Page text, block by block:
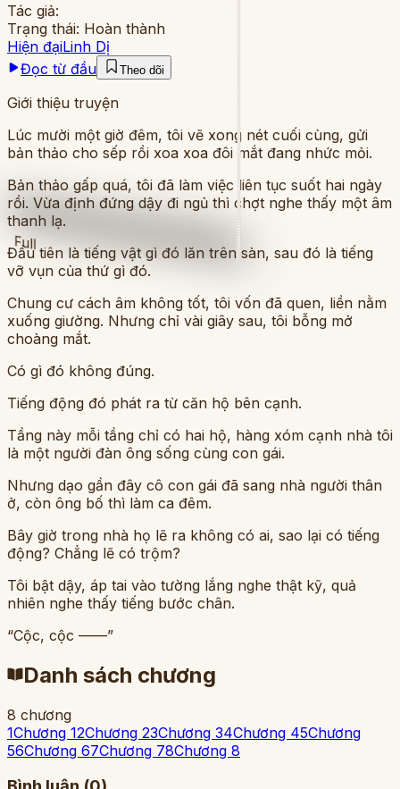
Full
Tác giả:
Trạng thái: Hoàn thành
Hiện đạiLinh Dị
Đọc từ đầu
Theo dõi
Giới thiệu truyện
Lúc mười một giờ đêm, tôi vẽ xong nét cuối cùng, gửi
bản thảo cho sếp rồi xoa xoa đôi mắt đang nhức mỏi.
Bản thảo gấp quá, tôi đã làm việc liên tục suốt hai ngày
rồi. Vừa định đứng dậy đi ngủ thì chợt nghe thấy một âm
thanh lạ.
Đầu tiên là tiếng vật gì đó lăn trên sàn, sau đó là tiếng
vỡ vụn của thứ gì đó.
Chung cư cách âm không tốt, tôi vốn đã quen, liền nằm
xuống giường. Nhưng chỉ vài giây sau, tôi bỗng mở
choàng mắt.
Có gì đó không đúng.
Tiếng động đó phát ra từ căn hộ bên cạnh.
Tầng này mỗi tầng chỉ có hai hộ, hàng xóm cạnh nhà tôi
là một người đàn ông sống cùng con gái.
Nhưng dạo gần đây cô con gái đã sang nhà người thân
ở, còn ông bố thì làm ca đêm.
Bây giờ trong nhà họ lẽ ra không có ai, sao lại có tiếng
động? Chẳng lẽ có trộm?
Tôi bật dậy, áp tai vào tường lắng nghe thật kỹ, quả
nhiên nghe thấy tiếng bước chân.
“Cộc, cộc ——”
Danh sách chương
8 chương
1Chương 12Chương 23Chương 34Chương 45Chương
56Chương 67Chương 78Chương 8